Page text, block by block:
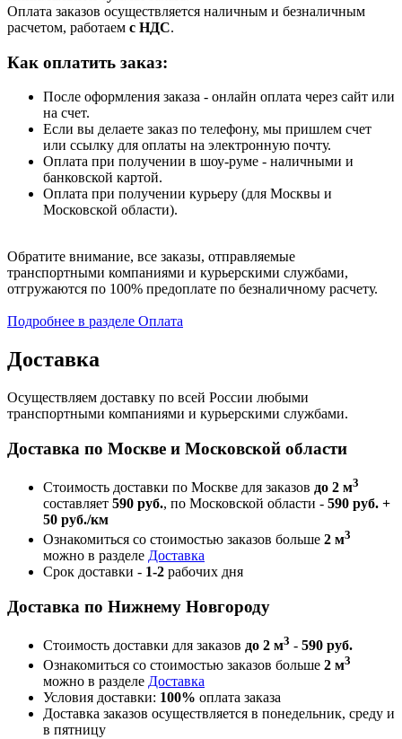
Оплата заказов осуществляется наличным и безналичным
расчетом, работаем с НДС.
Как оплатить заказ:
После оформления заказа - онлайн оплата через сайт или
на счет.
Если вы делаете заказ по телефону, мы пришлем счет
или ссылку для оплаты на электронную почту.
Оплата при получении в шоу-руме - наличными и
банковской картой.
Оплата при получении курьеру (для Москвы и
Московской области).
Обратите внимание, все заказы, отправляемые
транспортными компаниями и курьерскими службами,
отгружаются по 100% предоплате по безналичному расчету.
Подробнее в разделе Оплата
Доставка
Осуществляем доставку по всей России любыми
транспортными компаниями и курьерскими службами.
Доставка по Москве и Московской области
Стоимость доставки по Москве для заказов до 2 м3
составляет 590 руб., по Московской области - 590 руб. +
50 руб./км
Ознакомиться со стоимостью заказов больше 2 м3
можно в разделе Доставка
Срок доставки - 1-2 рабочих дня
Доставка по Нижнему Новгороду
Стоимость доставки для заказов до 2 м3 - 590 руб.
Ознакомиться со стоимостью заказов больше 2 м3
можно в разделе Доставка
Условия доставки: 100% оплата заказа
Доставка заказов осуществляется в понедельник, среду и
в пятницу